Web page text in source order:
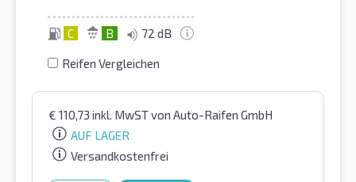
C B 72 dB
Reifen Vergleichen
€ 110,73 inkl. MwSTvon Auto-Raifen GmbH
AUF LAGER
Versandkostenfrei